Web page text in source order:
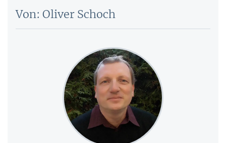
Von: Oliver Schoch